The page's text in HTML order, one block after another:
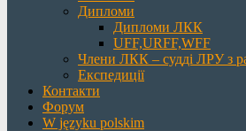
Дипломи
Дипломи ЛКК
UFF,URFF,WFF
Члени ЛКК – судді ЛРУ з
Експедиції
Контакти
Форум
W języku polskim